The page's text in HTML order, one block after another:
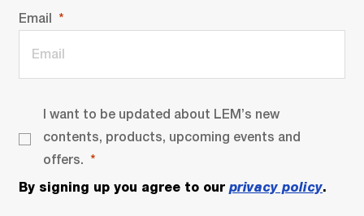
Email
I want to be updated about LEM’s new
contents, products, upcoming events and
offers.
By signing up you agree to our privacy policy.